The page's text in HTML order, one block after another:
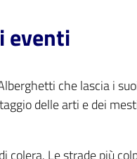
eventi
che lascia i
delle arti e dei
colera. Le strade più